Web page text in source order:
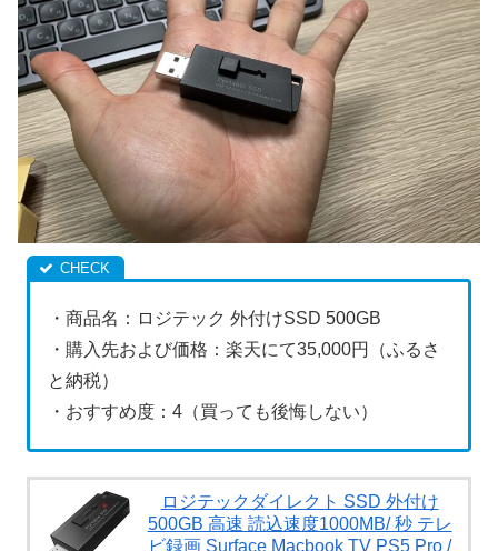
・商品名：ロジテック 外付けSSD 500GB
・購入先および価格：楽天にて35,000円（ふるさ
と納税）
・おすすめ度：4（買っても後悔しない）
ロジテックダイレクト SSD 外付け
500GB 高速 読込速度1000MB/ 秒 テレ
ビ録画 Surface Macbook TV PS5 Pro /